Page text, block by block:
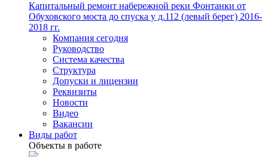
Капитальный ремонт набережной реки Фонтанки от
Обуховского моста до спуска у д.112 (левый берег) 2016-
2018 гг.
Компания сегодня
Руководство
Система качества
Структура
Допуски и лицензии
Реквизиты
Новости
Видео
Вакансии
Виды работ
Объекты в работе